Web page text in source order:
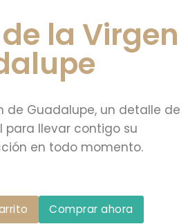
la Virgen
de Guadalupe, un detalle de
para llevar contigo su
en todo momento.
Comprar ahora